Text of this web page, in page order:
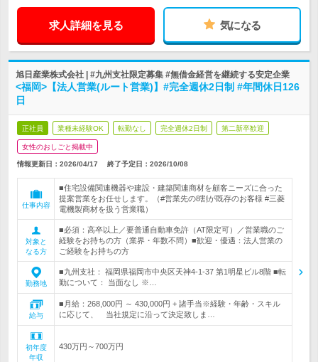
求人詳細を見る 気になる
旭日産業株式会社 | #九州支社限定募集 #無借金経営を継続する安定企業
<福岡>【法人営業(ルート営業)】#完全週休2日制 #年間休日126
日
正社員 業種未経験OK 転勤なし 完全週休2日制 第二新卒歓迎
女性のおしごと掲載中
情報更新日：2026/04/17 終了予定日： 2026/10/08
仕事内容
■住宅設備関連機器や建設・建築関連商材を顧客ニーズに合った
提案営業をお任せします。（#営業先の8割が既存のお客様 #三菱
電機製商材を扱う営業職）
対象と
なる方
■必須：高卒以上／要普通自動車免許（AT限定可）／営業職のご
経験をお持ちの方（業界・年数不問）■歓迎・優遇：法人営業の
ご経験をお持ちの方
勤務地
■九州支社： 福岡県福岡市中央区天神4-1-37 第1明星ビル8階 ■転
勤について： 当面なし ※…
給与
■月給：268,000円 ～ 430,000円 + 諸手当※経験・年齢・スキル
に応じて、 当社規定に沿って決定致しま…
初年度
年収
430万円～700万円